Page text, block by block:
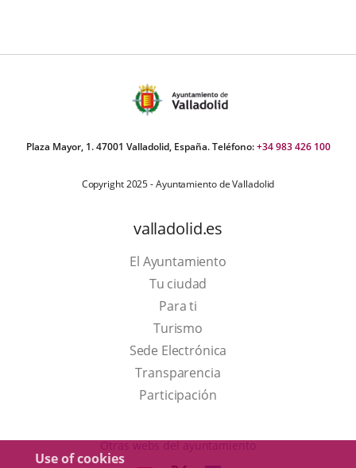
Use of cookies
Plaza Mayor, 1. 47001 Valladolid, España. Teléfono:+34 983 426 100
Copyright 2025 - Ayuntamiento de Valladolid
valladolid.es
El Ayuntamiento
Tu ciudad
Para ti
TurismoThis
link
will
open
a
Sede Electrónica
Transparencia
Participación
Otras webs del ayuntamiento